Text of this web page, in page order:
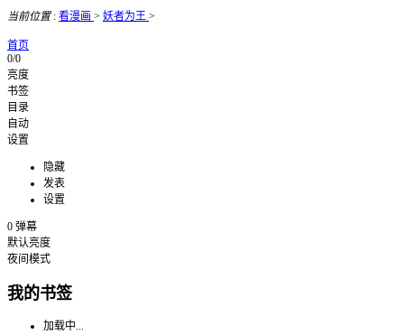
当前位置: 看漫画 > 妖者为王 >
首页
0/0
亮度
书签
目录
自动
设置
隐藏
发表
设置
0 弹幕
默认亮度
夜间模式
我的书签
加载中...